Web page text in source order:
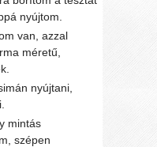
nyújtom.
van, azzal
méretű,
nyújtani,
mintás
szépen